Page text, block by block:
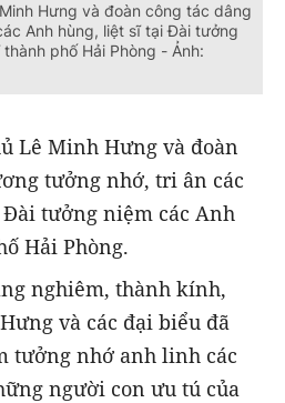
Hưng và đoàn công tác dâng
Anh hùng, liệt sĩ tại Đài tưởng
phố Hải Phòng - Ảnh:
Lê Minh Hưng và đoàn
tưởng nhớ, tri ân các
tưởng niệm các Anh
Hải Phòng.
nghiêm, thành kính,
và các đại biểu đã
tưởng nhớ anh linh các
người con ưu tú của